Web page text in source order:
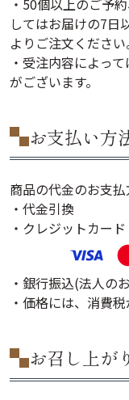
してはお届けの7日
よりご注文ください
・受注内容によっ
がございます。
お支払い方
商品の代金のお支払
・代金引換
・クレジットカード
・銀行振込(法人の
・価格には、消費
お召し上が